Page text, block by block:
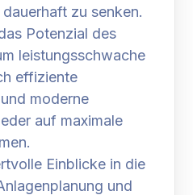
zu senken.
Potenzial des
leistungsschwache
effiziente
moderne
auf maximale
Einblicke in die
und